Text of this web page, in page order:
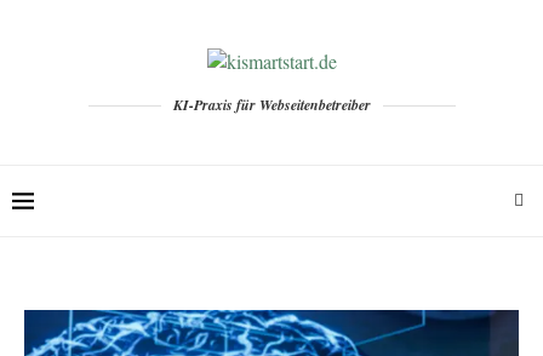
KI-Praxis für Webseitenbetreiber